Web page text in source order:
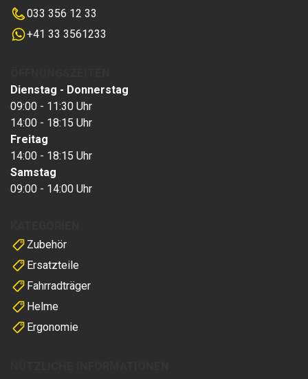
033 356 12 33
+41 33 3561233
Zubehör
Ersatzteile
Fahrradträger
Helme
Ergonomie
Dienstag - Donnerstag
09:00 - 11:30 Uhr
14:00 - 18:15 Uhr
Freitag
14:00 - 18:15 Uhr
Samstag
09:00 - 14:00 Uhr